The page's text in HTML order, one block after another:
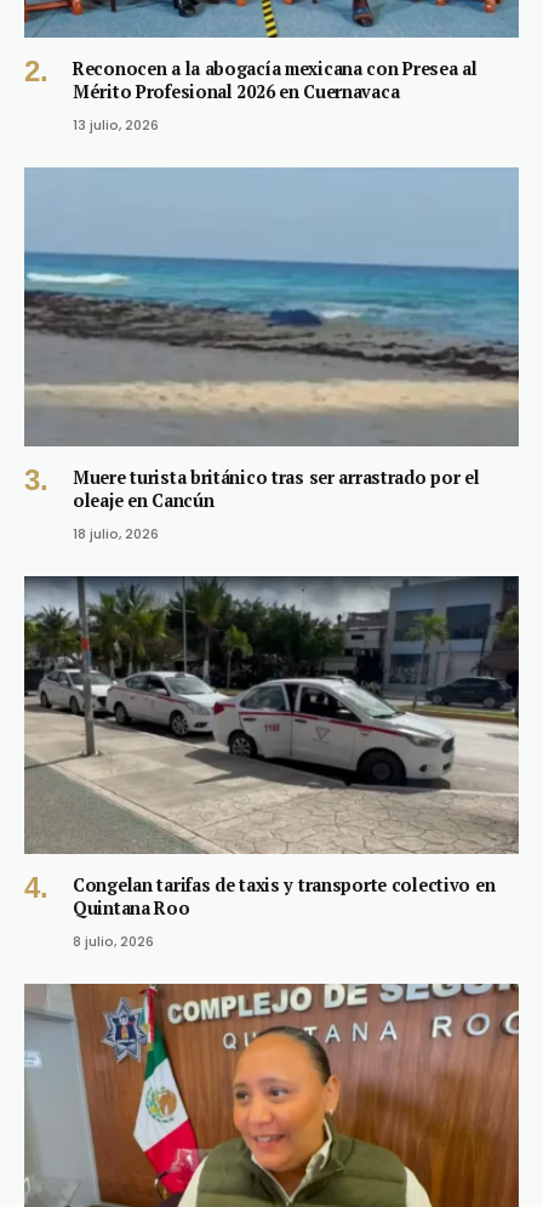
Reconocen a la abogacía mexicana con Presea al
Mérito Profesional 2026 en Cuernavaca
13 julio, 2026
Muere turista británico tras ser arrastrado por el
oleaje en Cancún
18 julio, 2026
Congelan tarifas de taxis y transporte colectivo en
Quintana Roo
8 julio, 2026